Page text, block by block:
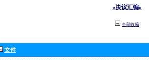
«决议汇编»
全部收缩
文件